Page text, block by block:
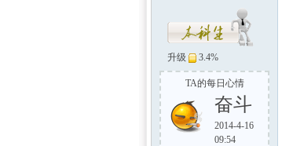
社
升级 3.4%
TA的每日心情
奋斗
2014-4-16
09:54